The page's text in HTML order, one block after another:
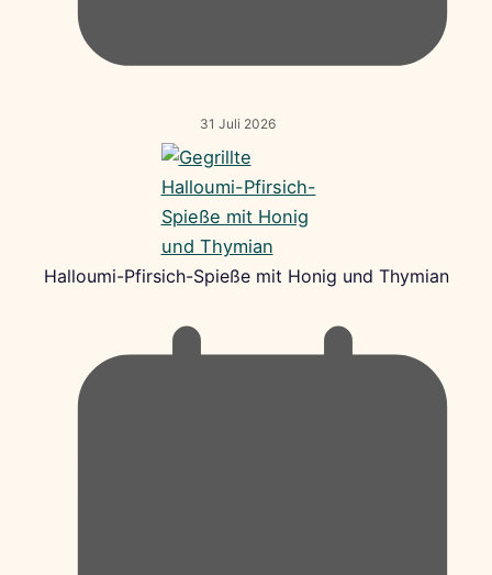
31 Juli 2026
Halloumi-Pfirsich-Spieße mit Honig und Thymian